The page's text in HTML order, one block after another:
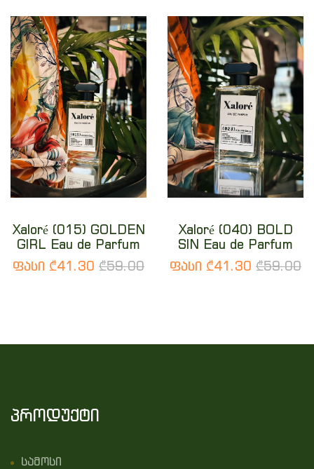
Xaloré (015) GOLDEN
GIRL Eau de Parfum
ფასი ₾41.30 ₾59.00
Xaloré (040) BOLD
SIN Eau de Parfum
ფასი ₾41.30 ₾59.00
პროდუქტი
სამოსი